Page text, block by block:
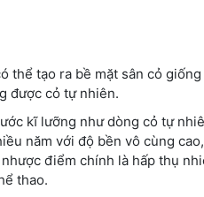
thể tạo ra bề mặt sân cỏ
được cỏ tự nhiên.
kĩ lưỡng như dòng cỏ tự
năm với độ bền vô cùng
điểm chính là hấp thụ
thao.